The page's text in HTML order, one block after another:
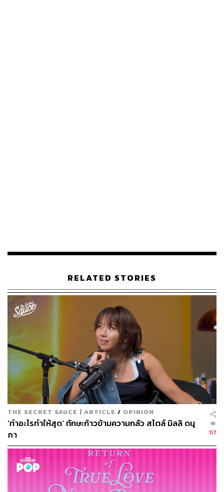
RELATED STORIES
THE SECRET SAUCE | ARTICLE / OPINION
‘ทำอะไรทำให้สุด’ ทักษะก้าวข้ามความกลัว สไตล์ มิลลิ ดนุ
ภา
117